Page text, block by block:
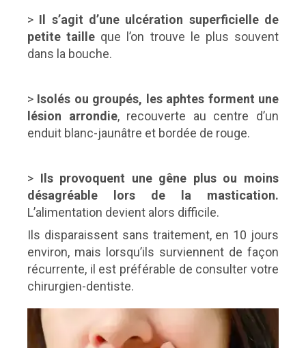
> Il s’agit d’une ulcération superficielle de
petite taille que l’on trouve le plus souvent
dans la bouche.
> Isolés ou groupés, les aphtes forment une
lésion arrondie, recouverte au centre d’un
enduit blanc-jaunâtre et bordée de rouge.
> Ils provoquent une gêne plus ou moins
désagréable lors de la mastication.
L’alimentation devient alors difficile.
Ils disparaissent sans traitement, en 10 jours
environ, mais lorsqu’ils surviennent de façon
récurrente, il est préférable de consulter votre
chirurgien-dentiste.